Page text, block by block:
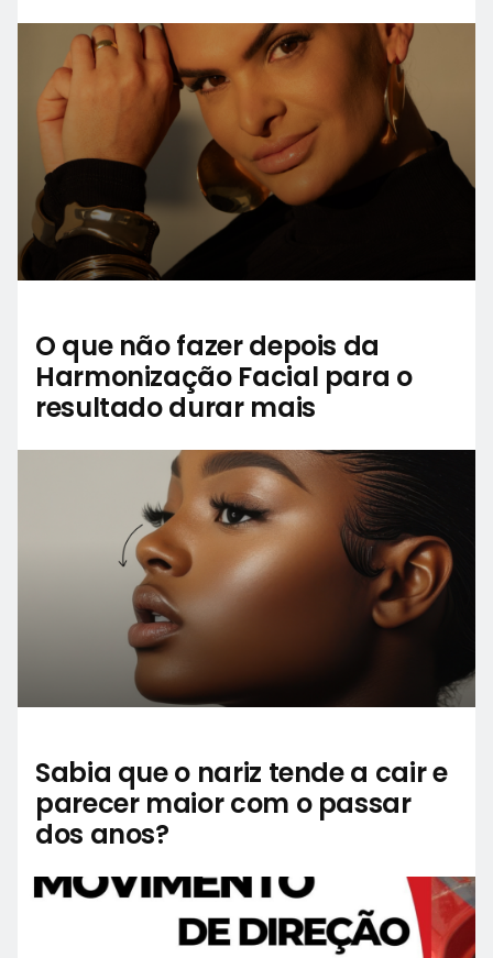
O que não fazer depois da
Harmonização Facial para o
resultado durar mais
Sabia que o nariz tende a cair e
parecer maior com o passar
dos anos?